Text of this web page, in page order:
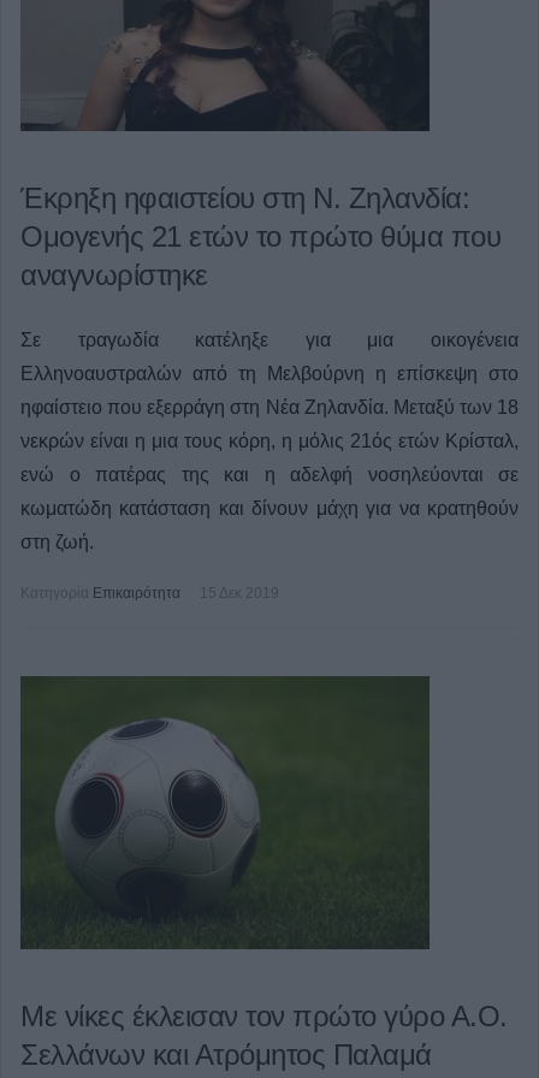
Έκρηξη ηφαιστείου στη Ν. Ζηλανδία:
Ομογενής 21 ετών το πρώτο θύμα που
αναγνωρίστηκε
Σε τραγωδία κατέληξε για μια οικογένεια
Ελληνοαυστραλών από τη Μελβούρνη η επίσκεψη στο
ηφαίστειο που εξερράγη στη Νέα Ζηλανδία. Μεταξύ των 18
νεκρών είναι η μια τους κόρη, η μόλις 21ός ετών Κρίσταλ,
ενώ ο πατέρας της και η αδελφή νοσηλεύονται σε
κωματώδη κατάσταση και δίνουν μάχη για να κρατηθούν
στη ζωή.
Κατηγορία Επικαιρότητα 15 Δεκ 2019
Με νίκες έκλεισαν τον πρώτο γύρο Α.Ο.
Σελλάνων και Ατρόμητος Παλαμά